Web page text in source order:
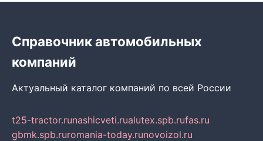
Справочник автомобильных
компаний
Актуальный каталог компаний по всей России
t25-tractor.runashicveti.rualutex.spb.rufas.ru
gbmk.spb.ruromania-today.runovoizol.ru